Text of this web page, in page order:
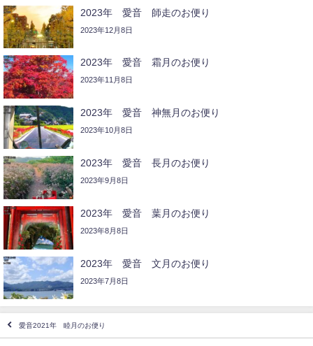
2023年 愛音 師走のお便り
2023年12月8日
2023年 愛音 霜月のお便り
2023年11月8日
2023年 愛音 神無月のお便り
2023年10月8日
2023年 愛音 長月のお便り
2023年9月8日
2023年 愛音 葉月のお便り
2023年8月8日
2023年 愛音 文月のお便り
2023年7月8日
愛音2021年 睦月のお便り